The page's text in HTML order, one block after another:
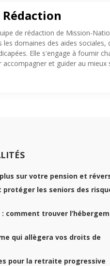
Rédaction
de rédaction de Mission-
les domaines des aides
Elle s'engage à fournir
accompagner et guider au mieux
sur votre pension et
protéger les seniors des
comment trouver
qui allègera vos droits de
pour la retraite progressive